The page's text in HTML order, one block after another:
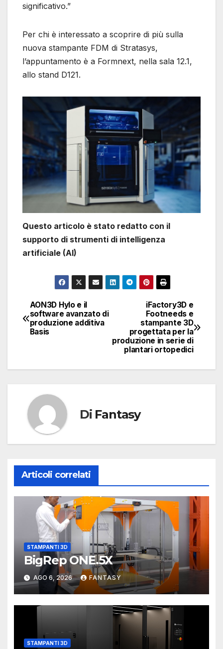
significativo.”
Per chi è interessato a scoprire di più sulla
nuova stampante FDM di Stratasys,
l’appuntamento è a Formnext, nella sala 12.1,
allo stand D121.
Questo articolo è stato redatto con il
supporto di strumenti di intelligenza
artificiale (AI)
Navigazione
articoli
iFactory3D e
Footneeds e
stampante 3D
progettata per la
produzione in serie di
plantari ortopedici
AON3D Hylo e il
software avanzato di
produzione additiva
Basis
Di Fantasy
Articoli correlati
STAMPANTI 3D
BigRep ONE.5X
AGO 6, 2026 FANTASY
STAMPANTI 3D